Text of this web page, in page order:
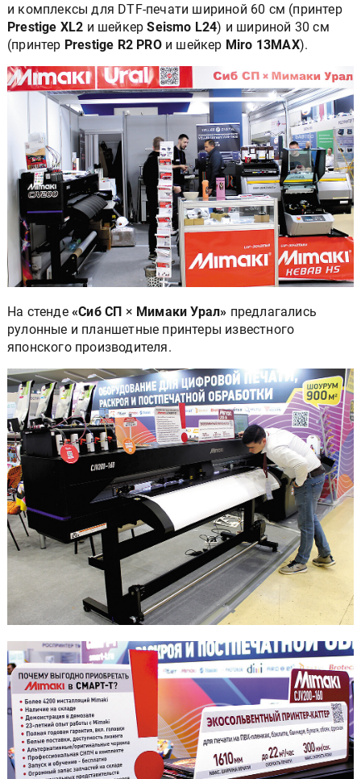
и комплексы для DTF-печати шириной 60 см (принтер
Prestige XL2 и шейкерSeismo L24) и шириной 30 см
(принтер Prestige R2 PROи шейкер Miro 13MAX).
На стенде «Сиб СП × Мимаки Урал» предлагались
рулонные и планшетные принтеры известного
японского производителя.